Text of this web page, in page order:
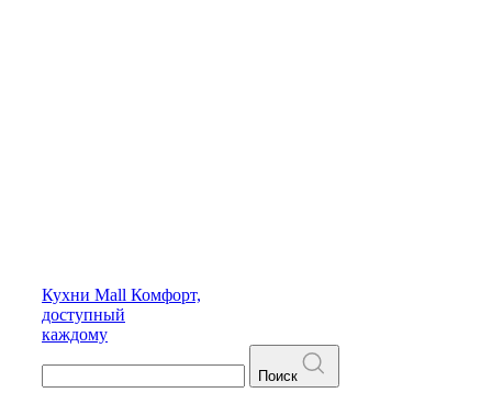
Кухни Mall Комфорт,
доступный
каждому
Поиск